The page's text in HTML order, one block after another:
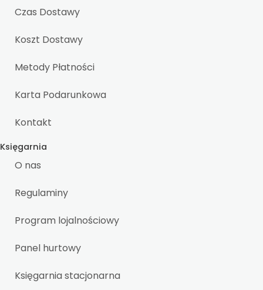
Czas Dostawy
Koszt Dostawy
Metody Płatności
Karta Podarunkowa
Kontakt
Księgarnia
O nas
Regulaminy
Program lojalnościowy
Panel hurtowy
Księgarnia stacjonarna